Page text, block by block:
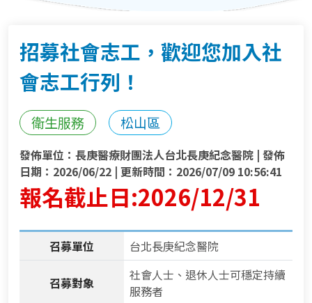
招募社會志工，歡迎您加入社
會志工行列！
衛生服務 松山區
發佈單位：長庚醫療財團法人台北長庚紀念醫院 | 發佈
日期：2026/06/22 | 更新時間：2026/07/09 10:56:41
報名截止日:2026/12/31
召募單位 台北長庚紀念醫院
召募對象
社會人士、退休人士可穩定持續
服務者